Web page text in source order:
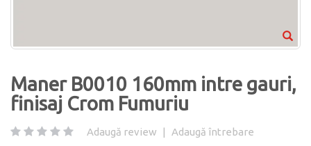
Maner B0010 160mm intre gauri,
finisaj Crom Fumuriu
Adaugă review | Adaugă întrebare